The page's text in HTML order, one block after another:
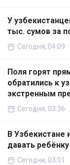
У
тыс. сумов за
Сегодня, 04:09
Поля горят
обратились к
экстренным
Сегодня, 03:36
В Узбекистане
давать
Сегодня, 03:01